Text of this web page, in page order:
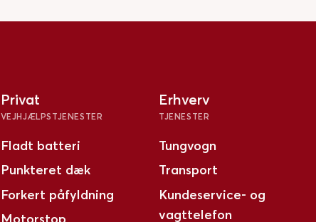
Privat
VEJHJÆLPSTJENESTER
Fladt batteri
Punkteret dæk
Forkert påfyldning
Erhverv
TJENESTER
Tungvogn
Transport
Kundeservice- og
vagttelefon